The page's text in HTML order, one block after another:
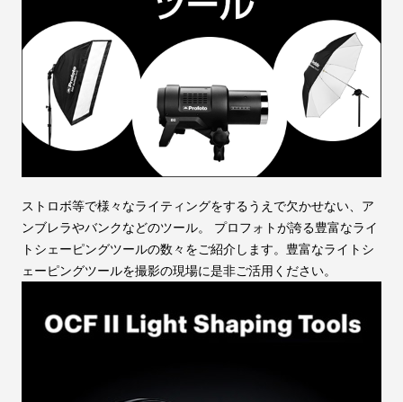
ストロボ等で様々なライティングをするうえで欠かせない、ア
ンブレラやバンクなどのツール。 プロフォトが誇る豊富なライ
トシェーピングツールの数々をご紹介します。豊富なライトシ
ェーピングツールを撮影の現場に是非ご活用ください。